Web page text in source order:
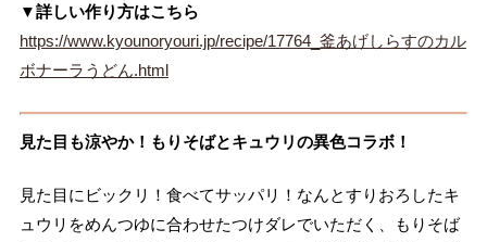
▼詳しい作り方はこちら
https://www.kyounoryouri.jp/recipe/17764_釜あげしらすのカル
ボナーラうどん.html
見た目も涼やか！もりそばとキュウリの異色コラボ！
見た目にビックリ！食べてサッパリ！なんとすりおろしたキ
ュウリをめんつゆに合わせたつけダレでいただく、もりそば